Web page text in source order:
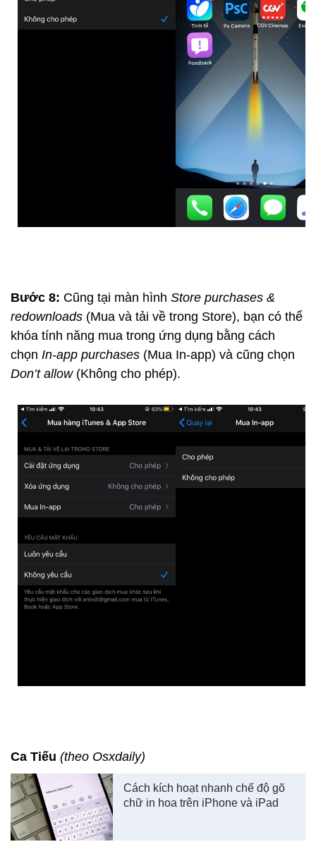
Bước 8: Cũng tại màn hình Store purchases &
redownloads (Mua và tải về trong Store), bạn có thể
khóa tính năng mua trong ứng dụng bằng cách
chọn In-app purchases (Mua In-app) và cũng chọn
Don’t allow(Không cho phép).
Ca Tiếu (theo Osxdaily)
Cách kích hoạt nhanh chế độ gõ
chữ in hoa trên iPhone và iPad